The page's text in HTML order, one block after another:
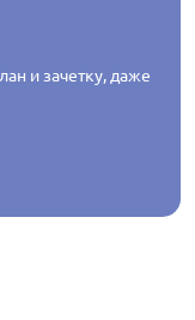
и зачетку, даже